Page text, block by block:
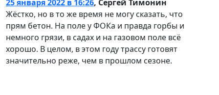
25 января 2022 в 16:26, Сергей Тимонин
Жёстко, но в то же время не могу сказать, что
прям бетон. На поле у ФОКа и правда горбы и
немного грязи, в садах и на газовом поле всё
хорошо. В целом, в этом году трассу готовят
значительно реже, чем в прошлом сезоне.